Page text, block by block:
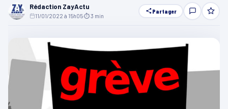
Rédaction ZayActu
11/01/2022 à 15h05⏱ 3 min
Partager